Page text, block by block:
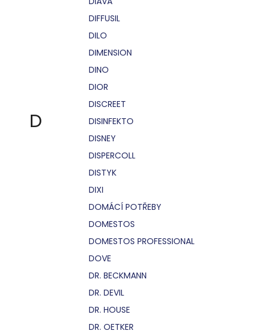
D
DIFFUSIL
DILO
DIMENSION
DINO
DIOR
DISCREET
DISINFEKTO
DISNEY
DISPERCOLL
DISTYK
DIXI
DOMÁCÍ POTŘEBY
DOMESTOS
DOMESTOS PROFESSIONAL
DOVE
DR. BECKMANN
DR. DEVIL
DR. HOUSE
DR. OETKER